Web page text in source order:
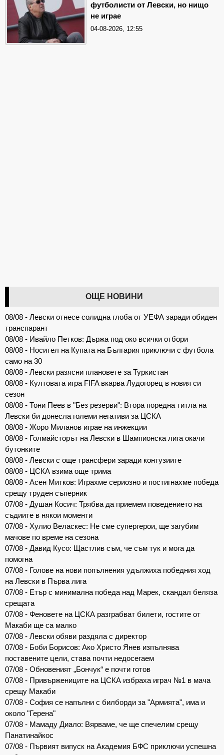
футболисти от Левски, но нищо
не играе
04-08-2026, 12:55
ОЩЕ НОВИНИ
08/08 - Левски отнесе солидна глоба от УЕФА заради обиден
транспарант
08/08 - Ивайло Петков: Държа под око всички отбори
08/08 - Носител на Купата на България приключи с футбола
само на 30
08/08 - Левски разясни плановете за Туркистан
08/08 - Култовата игра FIFA вкарва Лудогорец в новия си
сезон
08/08 - Тони Пеев в "Без резерви": Втора поредна титла на
Левски би донесла големи негативи за ЦСКА
08/08 - Жоро Миланов играе на инжекции
08/08 - Голмайсторът на Левски в Шампионска лига окачи
бутонките
08/08 - Левски с още трансфери заради контузиите
08/08 - ЦСКА взима още трима
08/08 - Асен Митков: Играхме сериозно и постигнахме победа
срещу труден съперник
07/08 - Душан Косич: Трябва да приемем поведението на
съдиите в някои моменти
07/08 - Хулио Веласкес: Не сме супергерои, ще загубим
мачове по време на сезона
07/08 - Давид Кусо: Щастлив съм, че съм тук и мога да
помогна
07/08 - Голове на нови попълнения удължиха победния ход
на Левски в Първа лига
07/08 - Етър с минимална победа над Марек, скандал беляза
срещата
07/08 - Феновете на ЦСКА разграбват билети, гостите от
Макаби ще са малко
07/08 - Левски обяви раздяла с директор
07/08 - Боби Борисов: Ако Христо Янев изпълнява
поставените цели, става почти недосегаем
07/08 - Обновеният „Бончук“ е почти готов
07/08 - Привържениците на ЦСКА избраха играч №1 в мача
срещу Макаби
07/08 - София се напълни с билборди за "Армията", има и
около "Герена"
07/08 - Мамаду Диало: Вярваме, че ще спечелим срещу
Панатинайкос
07/08 - Първият випуск на Академия БФС приключи успешна